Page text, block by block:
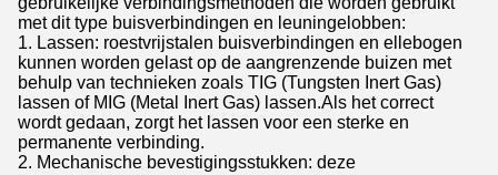
met dit type buisverbindingen en leuningelobben:
1. Lassen: roestvrijstalen buisverbindingen en ellebogen
kunnen worden gelast op de aangrenzende buizen met
behulp van technieken zoals TIG (Tungsten Inert Gas)
lassen of MIG (Metal Inert Gas) lassen.Als het correct
wordt gedaan, zorgt het lassen voor een sterke en
permanente verbinding.
2. Mechanische bevestigingsstukken: deze